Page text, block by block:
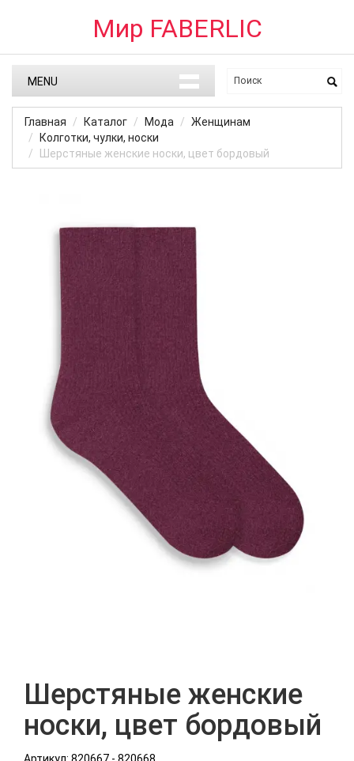
Мир FABERLIC
MENU
Главная Каталог Мода
Женщинам
Колготки, чулки, носки
Шерстяные женские носки, цвет бордовый
Шерстяные женские
носки, цвет бордовый